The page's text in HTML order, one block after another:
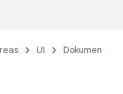
UI Dokumen